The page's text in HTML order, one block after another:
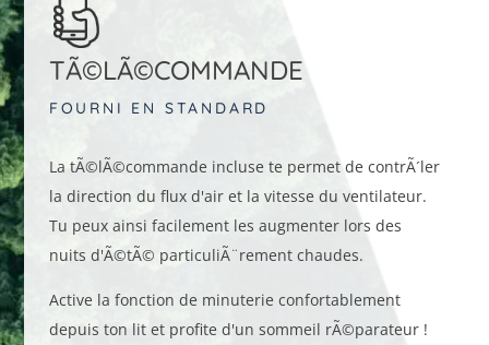
TÃ©LÃ©COMMANDE
FOURNI EN STANDARD
La tÃ©lÃ©commande incluse te permet de contrÃ´ler
la direction du flux d'air et la vitesse du ventilateur.
Tu peux ainsi facilement les augmenter lors des
nuits d'Ã©tÃ© particuliÃ¨rement chaudes.
Active la fonction de minuterie confortablement
depuis ton lit et profite d'un sommeil rÃ©parateur !